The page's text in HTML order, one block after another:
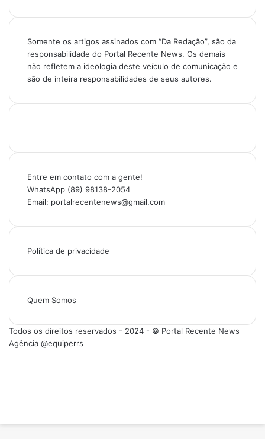
Somente os artigos assinados com “Da Redação”, são da
responsabilidade do Portal Recente News. Os demais
não refletem a ideologia deste veículo de comunicação e
são de inteira responsabilidades de seus autores.
Entre em contato com a gente!
WhatsApp (89) 98138-2054
Email: portalrecentenews@gmail.com
Política de privacidade
Quem Somos
Todos os direitos reservados - 2024 - © Portal Recente News
Agência @equiperrs